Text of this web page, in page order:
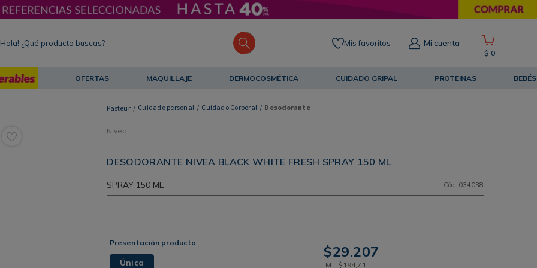
¿Qué producto buscas?
Mis favoritos Mi cuenta
$ 0
OFERTAS MAQUILLAJE DERMOCOSMÉTICA CUIDADO GRIPAL PROTEINAS BEBÉS
Cuidado personal Cuidado Corporal Desodorante
Nivea
DESODORANTE NIVEA BLACK WHITE FRESH SPRAY 150 ML
SPRAY 150 ML Cód : 034038
Presentación producto
Única
$29.207
ML $ 194,71